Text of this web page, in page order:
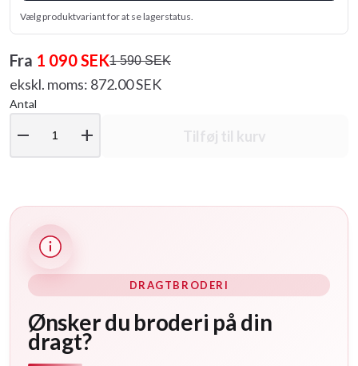
Vælg produktvariant for at se lagerstatus.
Fra 1 090 SEK1 590 SEK
ekskl. moms: 872.00 SEK
Antal
remove add Tilføj til kurv
DRAGTBRODERI
Ønsker du broderi på din
dragt?